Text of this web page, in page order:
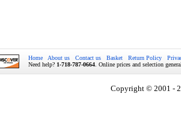
Home About us Contact us Basket Return Policy
Need help? 1-718-787-0664 . Online prices and selection
Copyright © 2001 -